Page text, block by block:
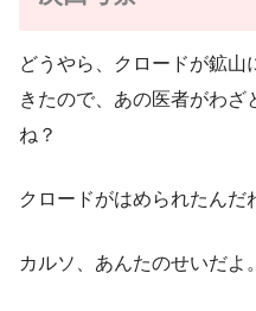
どうやら、クロードが鉱山
きたので、あの医者がわ
ね？
クロードがはめられたんだ
カルソ、あんたのせいだよ。